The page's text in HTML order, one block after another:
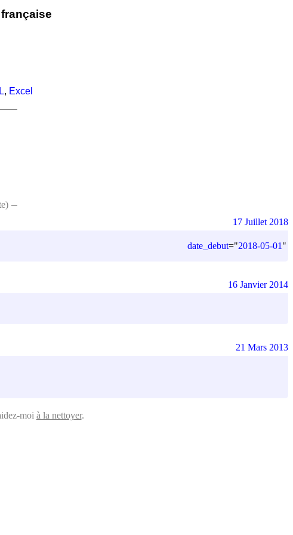
, Excel
date_debut="2018-05-01 "
17 Juillet 2018
16 Janvier 2014
21 Mars 2013
moi à la nettoyer.